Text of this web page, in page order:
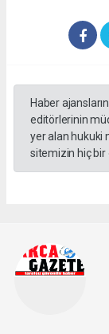
Haber
editörlerinin
yer alan hukuki
sitemizin hiç bir